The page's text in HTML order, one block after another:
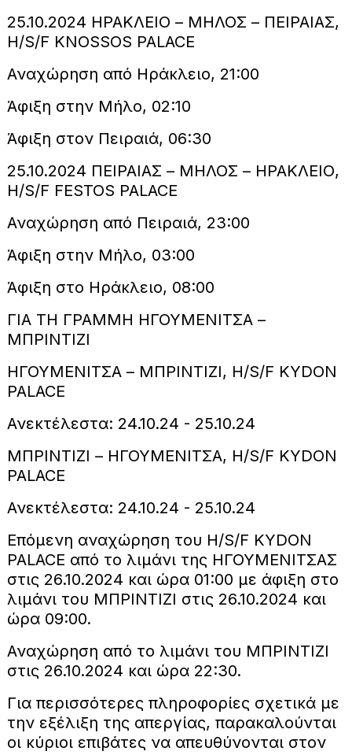
25.10.2024 ΗΡΑΚΛΕΙΟ – ΜΗΛΟΣ – ΠΕΙΡΑΙΑΣ,
H/S/F KNOSSOS PALACE
Αναχώρηση από Ηράκλειο, 21:00
Άφιξη στην Μήλο, 02:10
Άφιξη στον Πειραιά, 06:30
25.10.2024 ΠΕΙΡΑΙΑΣ – ΜΗΛΟΣ – ΗΡΑΚΛΕΙΟ,
H/S/F FESTOS PALACE
Αναχώρηση από Πειραιά, 23:00
Άφιξη στην Mήλο, 03:00
Άφιξη στο Ηράκλειο, 08:00
ΓΙΑ ΤΗ ΓΡΑΜΜΗ ΗΓΟΥΜΕΝΙΤΣΑ –
ΜΠΡΙΝΤΙΖΙ
ΗΓΟΥΜΕΝΙΤΣΑ – ΜΠΡΙΝΤΙΖΙ, H/S/F KYDON
PALACE
Ανεκτέλεστα: 24.10.24 - 25.10.24
ΜΠΡΙΝΤΙΖΙ – ΗΓΟΥΜΕΝΙΤΣΑ, H/S/F KYDON
PALACE
Ανεκτέλεστα: 24.10.24 - 25.10.24
Επόμενη αναχώρηση του H/S/F KYDON
PALACE από το λιμάνι της ΗΓΟΥΜΕΝΙΤΣΑΣ
στις 26.10.2024 και ώρα 01:00 με άφιξη στο
λιμάνι του ΜΠΡΙΝΤΙΖΙ στις 26.10.2024 και
ώρα 09:00.
Αναχώρηση από το λιμάνι του ΜΠΡΙΝΤΙΖΙ
στις 26.10.2024 και ώρα 22:30.
Για περισσότερες πληροφορίες σχετικά με
την εξέλιξη της απεργίας, παρακαλούνται
οι κύριοι επιβάτες να απευθύνονται στον